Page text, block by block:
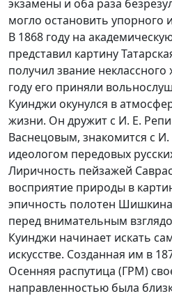
экзамены и оба раза
могло остановить упорного
В 1868 году на
представил картину
получил звание
году его приняли
Куинджи окунулся в
жизни. Он дружит с И. Е.
Васнецовым, знакомится с
идеологом передовых
Лиричность пейзажей
восприятие природы в
эпичность полотен Шишкина
перед внимательным
Куинджи начинает искать
искусстве. Созданная им в
Осенняя распутица (ГРМ)
направленностью была